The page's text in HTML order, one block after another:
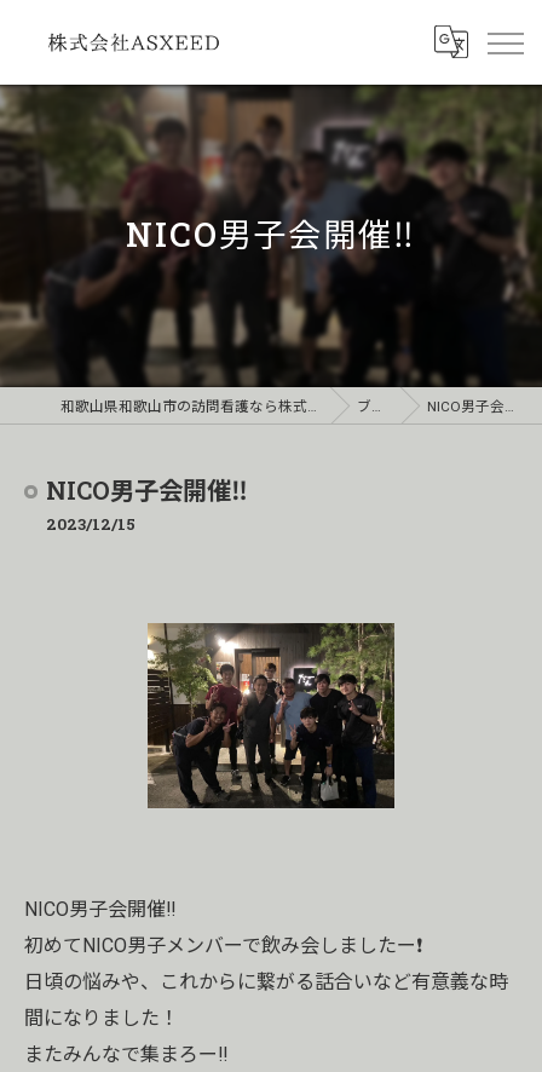
NICO男子会開催‼️
和歌山県和歌山市の訪問看護なら株式会社ASXEED ブログ NICO男子会開催‼️
NICO男子会開催‼️
2023/12/15
NICO男子会開催‼️
初めてNICO男子メンバーで飲み会しましたー❗️
日頃の悩みや、これからに繋がる話合いなど有意義な時
間になりました！
またみんなで集まろー‼️